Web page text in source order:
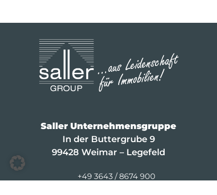
Saller Unternehmensgruppe
In der Buttergrube 9
99428 Weimar – Legefeld
+49 3643 / 8674 900